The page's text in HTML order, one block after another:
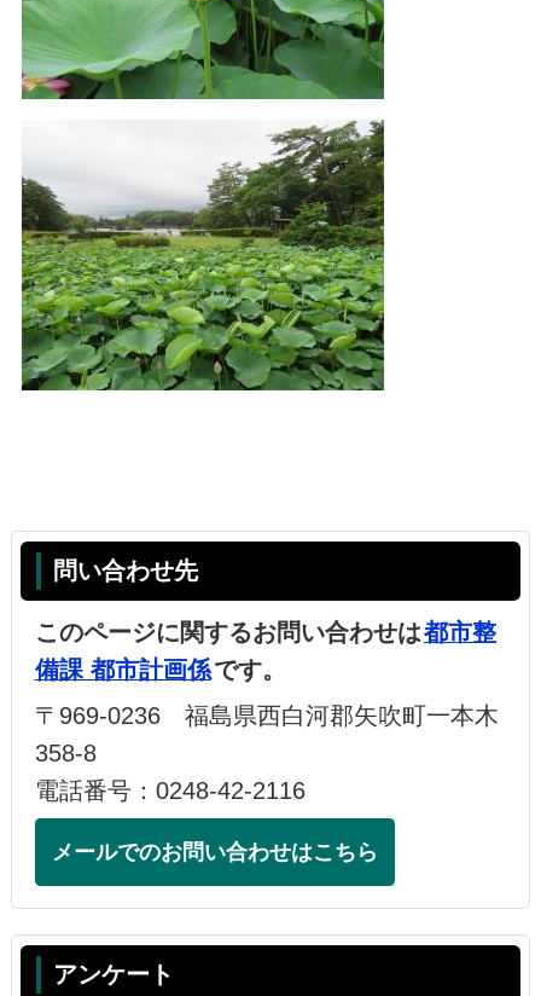
問い合わせ先
このページに関するお問い合わせは都市整
備課 都市計画係です。
〒969-0236 福島県西白河郡矢吹町一本木
358-8
電話番号：0248-42-2116
メールでのお問い合わせはこちら
アンケート